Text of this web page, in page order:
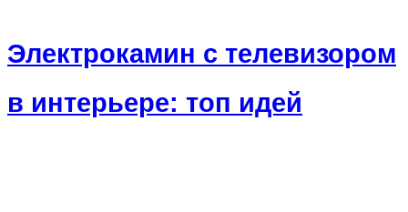
Электрокамин с телевизором
в интерьере: топ идей